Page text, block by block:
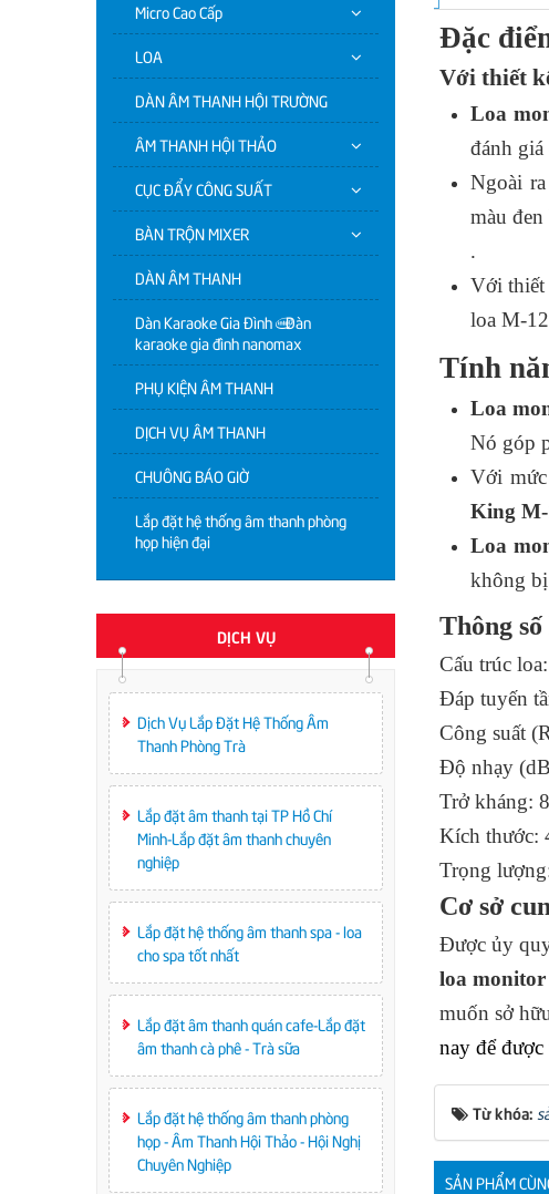
Đặc
Với thiết
Loa
đánh
Ngoài
màu
.
Với thiết
loa M-
Tính
Loa
Nó góp
Với
King
Loa
không
Thông
Cấu trúc
Đáp tuyến
Công suất
Độ nhạy
Trở kháng:
Kích thước:
Trọng
Cơ sở
Được ủy
loa
muốn sở
nay để
Từ khóa:
SẢN PHẨM
Micro Cao Cấp
LOA
DÀN ÂM THANH HỘI TRƯỜNG
ÂM THANH HỘI THẢO
CỤC ĐẨY CÔNG SUẤT
BÀN TRỘN MIXER
DÀN ÂM THANH
Dàn Karaoke Gia Đình | Dàn
karaoke gia đình nanomax
PHỤ KIỆN ÂM THANH
DỊCH VỤ ÂM THANH
CHUÔNG BÁO GIỜ
Lắp đặt hệ thống âm thanh phòng
họp hiện đại
DỊCH VỤ
Dịch Vụ Lắp Đặt Hệ Thống Âm
Thanh Phòng Trà
Lắp đặt âm thanh tại TP Hồ Chí
Minh-Lắp đặt âm thanh chuyên
nghiệp
Lắp đặt hệ thống âm thanh spa - loa
cho spa tốt nhất
Lắp đặt âm thanh quán cafe-Lắp đặt
âm thanh cà phê - Trà sữa
Lắp đặt hệ thống âm thanh phòng
họp - Âm Thanh Hội Thảo - Hội Nghị
Chuyên Nghiệp